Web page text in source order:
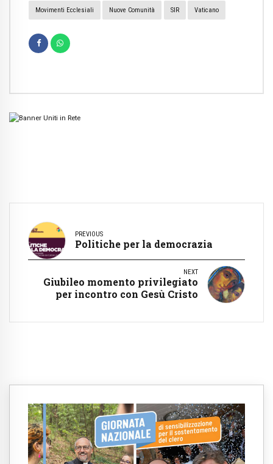
Movimenti Ecclesiali Nuove Comunità SIR Vaticano
PREVIOUS
Politiche per la democrazia
NEXT
Giubileo momento privilegiato
per incontro con Gesù Cristo